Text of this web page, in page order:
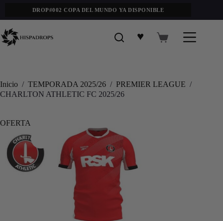
DROP#002 COPA DEL MUNDO YA DISPONIBLE
♥
Inicio / TEMPORADA 2025/26 / PREMIER LEAGUE /
CHARLTON ATHLETIC FC 2025/26
OFERTA